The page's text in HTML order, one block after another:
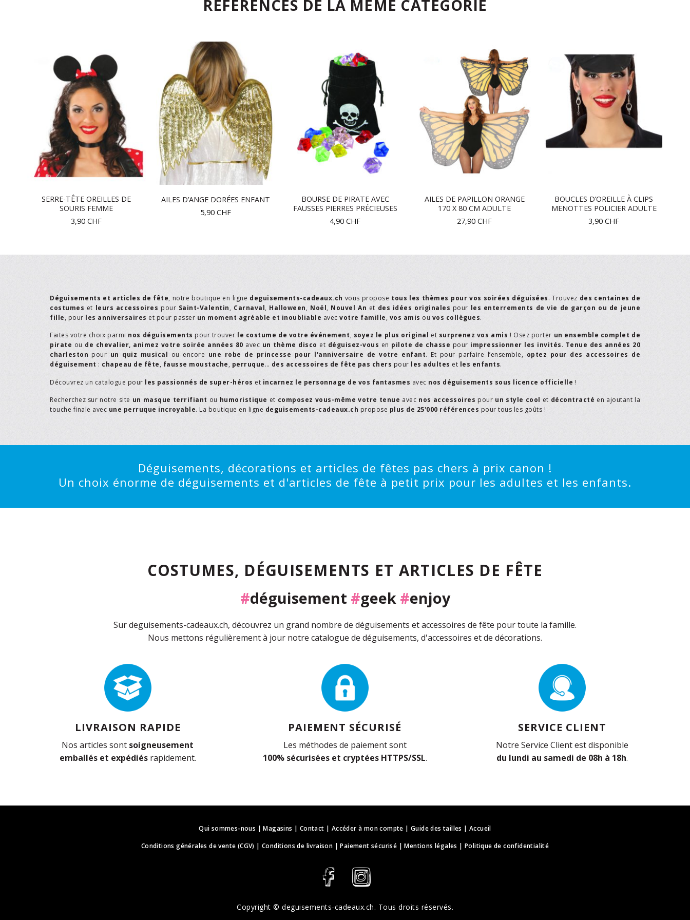
RÉFÉRENCES DE LA MÊME CATÉGORIE
SERRE-TÊTE OREILLES DE
SOURIS FEMME
3,90 CHF
AILES D’ANGE DORÉES ENFANT
5,90 CHF
BOURSE DE PIRATE AVEC
FAUSSES PIERRES PRÉCIEUSES
4,90 CHF
AILES DE PAPILLON ORANGE
170 X 80 CM ADULTE
27,90 CHF
BOUCLES D’OREILLE À CLIPS
MENOTTES POLICIER ADULTE
3,90 CHF
Déguisements et articles de fête, notre boutique en ligne deguisements-cadeaux.ch vous propose tous les thèmes pour vos soirées déguisées. Trouvez des centaines de
costumes et leurs accessoires pour Saint-Valentin, Carnaval, Halloween, Noël, Nouvel An et des idées originales pour les enterrements de vie de garçon ou de jeune
fille, pour les anniversaires et pour passer un moment agréable et inoubliable avec votre famille, vos amis ou vos collègues.
Faites votre choix parmi nos déguisements pour trouver le costume de votre événement, soyez le plus original et surprenez vos amis ! Osez porter un ensemble complet de
pirate ou de chevalier, animez votre soirée années 80 avec un thème disco et déguisez-vous en pilote de chasse pour impressionner les invités. Tenue des années 20
charleston pour un quiz musical ou encore une robe de princesse pour l'anniversaire de votre enfant. Et pour parfaire l’ensemble, optez pour des accessoires de
déguisement : chapeau de fête, fausse moustache, perruque… des accessoires de fête pas chers pour les adultes et les enfants.
Découvrez un catalogue pour les passionnés de super-héros et incarnez le personnage de vos fantasmes avec nos déguisements sous licence officielle !
Recherchez sur notre site un masque terrifiant ou humoristique et composez vous-même votre tenue avec nos accessoires pour un style cool et décontracté en ajoutant la
touche finale avec une perruque incroyable. La boutique en ligne deguisements-cadeaux.ch propose plus de 25'000 références pour tous les goûts !
Déguisements, décorations et articles de fêtes pas chers à prix canon !
Un choix énorme de déguisements et d'articles de fête à petit prix pour les adultes et les enfants.
COSTUMES, DÉGUISEMENTS ET ARTICLES DE FÊTE
#déguisement #geek #enjoy
Sur deguisements-cadeaux.ch, découvrez un grand nombre de déguisements et accessoires de fête pour toute la famille.
Nous mettons régulièrement à jour notre catalogue de déguisements, d'accessoires et de décorations.
LIVRAISON RAPIDE
Nos articles sont soigneusement
emballés et expédiésrapidement.
PAIEMENT SÉCURISÉ
Les méthodes de paiement sont
100% sécurisées et cryptées HTTPS/SSL.
SERVICE CLIENT
Notre Service Client est disponible
du lundi au samedi de 08h à 18h.
Qui sommes-nous |Magasins | Contact | Accéder à mon compte |Guide des tailles |Accueil
Conditions générales de vente (CGV) | Conditions de livraison |Paiement sécurisé |Mentions légales |Politique de confidentialité
Copyright © deguisements-cadeaux.ch. Tous droits réservés.